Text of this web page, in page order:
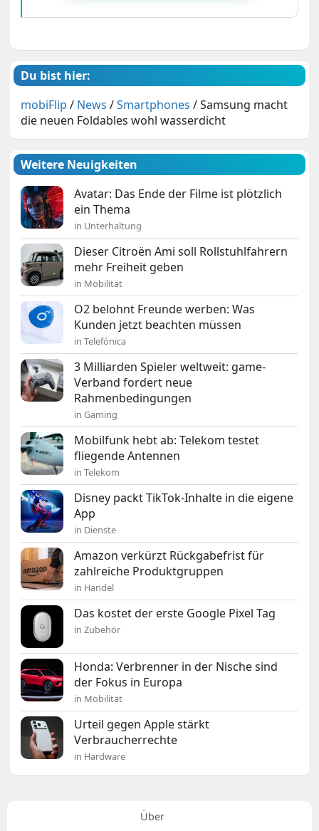
Du bist hier:
mobiFlip / News /Smartphones /Samsung macht
die neuen Foldables wohl wasserdicht
Weitere Neuigkeiten
Avatar: Das Ende der Filme ist plötzlich
ein Thema
in Unterhaltung
Dieser Citroën Ami soll Rollstuhlfahrern
mehr Freiheit geben
in Mobilität
O2 belohnt Freunde werben: Was
Kunden jetzt beachten müssen
in Telefónica
3 Milliarden Spieler weltweit: game-
Verband fordert neue
Rahmenbedingungen
in Gaming
Mobilfunk hebt ab: Telekom testet
fliegende Antennen
in Telekom
Disney packt TikTok-Inhalte in die eigene
App
in Dienste
Amazon verkürzt Rückgabefrist für
zahlreiche Produktgruppen
in Handel
Das kostet der erste Google Pixel Tag
in Zubehör
Honda: Verbrenner in der Nische sind
der Fokus in Europa
in Mobilität
Urteil gegen Apple stärkt
Verbraucherrechte
in Hardware
Über